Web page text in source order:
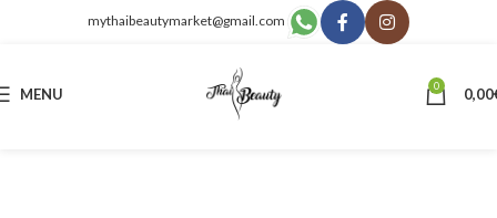
mythaibeautymarket@gmail.com
MENU 0 0,00